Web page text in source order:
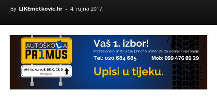
By LIKEmetkovic.hr - 4. rujna 2017.